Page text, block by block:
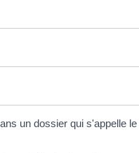
un dossier qui s'appelle le